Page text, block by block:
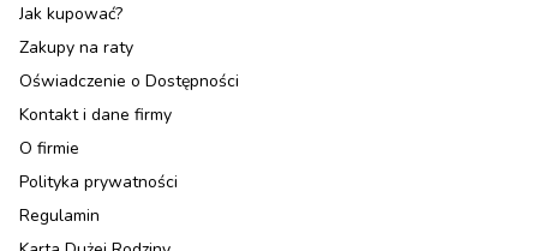
Jak kupować?
Zakupy na raty
Oświadczenie o Dostępności
Kontakt i dane firmy
O firmie
Polityka prywatności
Regulamin